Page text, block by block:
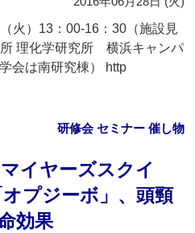
火）13：00-16：30（施設見
理化学研究所 横浜キャンパ
会は南研究棟） http
研修会 セミナー 催し物
イヤーズスクイ
プジーボ」、頭頸
効果